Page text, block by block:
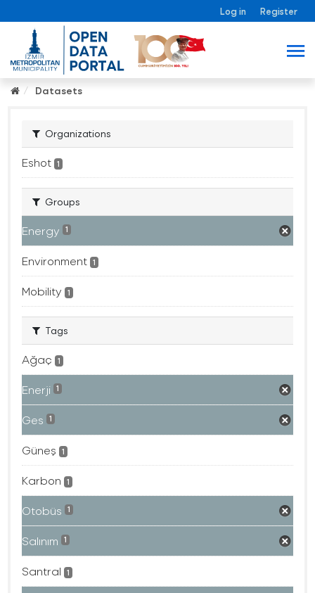
Log in Register
Datasets
Organizations
Eshot 1
Groups
Energy 1
Environment 1
Mobility 1
Tags
Ağaç 1
Enerji 1
Ges 1
Güneş 1
Karbon 1
Otobüs 1
Salınım 1
Santral 1